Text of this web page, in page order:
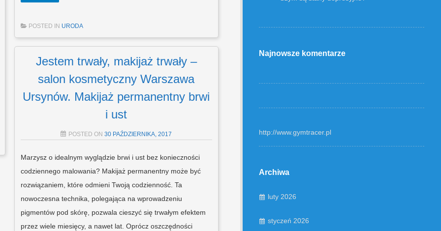
POSTED IN URODA
Jestem trwały, makijaż trwały –
salon kosmetyczny Warszawa
Ursynów. Makijaż permanentny brwi
i ust
POSTED ON30 PAŹDZIERNIKA, 2017
Marzysz o idealnym wyglądzie brwi i ust bez konieczności
codziennego malowania? Makijaż permanentny może być
rozwiązaniem, które odmieni Twoją codzienność. Ta
nowoczesna technika, polegająca na wprowadzeniu
pigmentów pod skórę, pozwala cieszyć się trwałym efektem
przez wiele miesięcy, a nawet lat. Oprócz oszczędności
Najnowsze komentarze
http://www.gymtracer.pl
Archiwa
luty 2026
styczeń 2026